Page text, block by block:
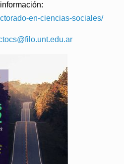
en-ciencias-sociales/